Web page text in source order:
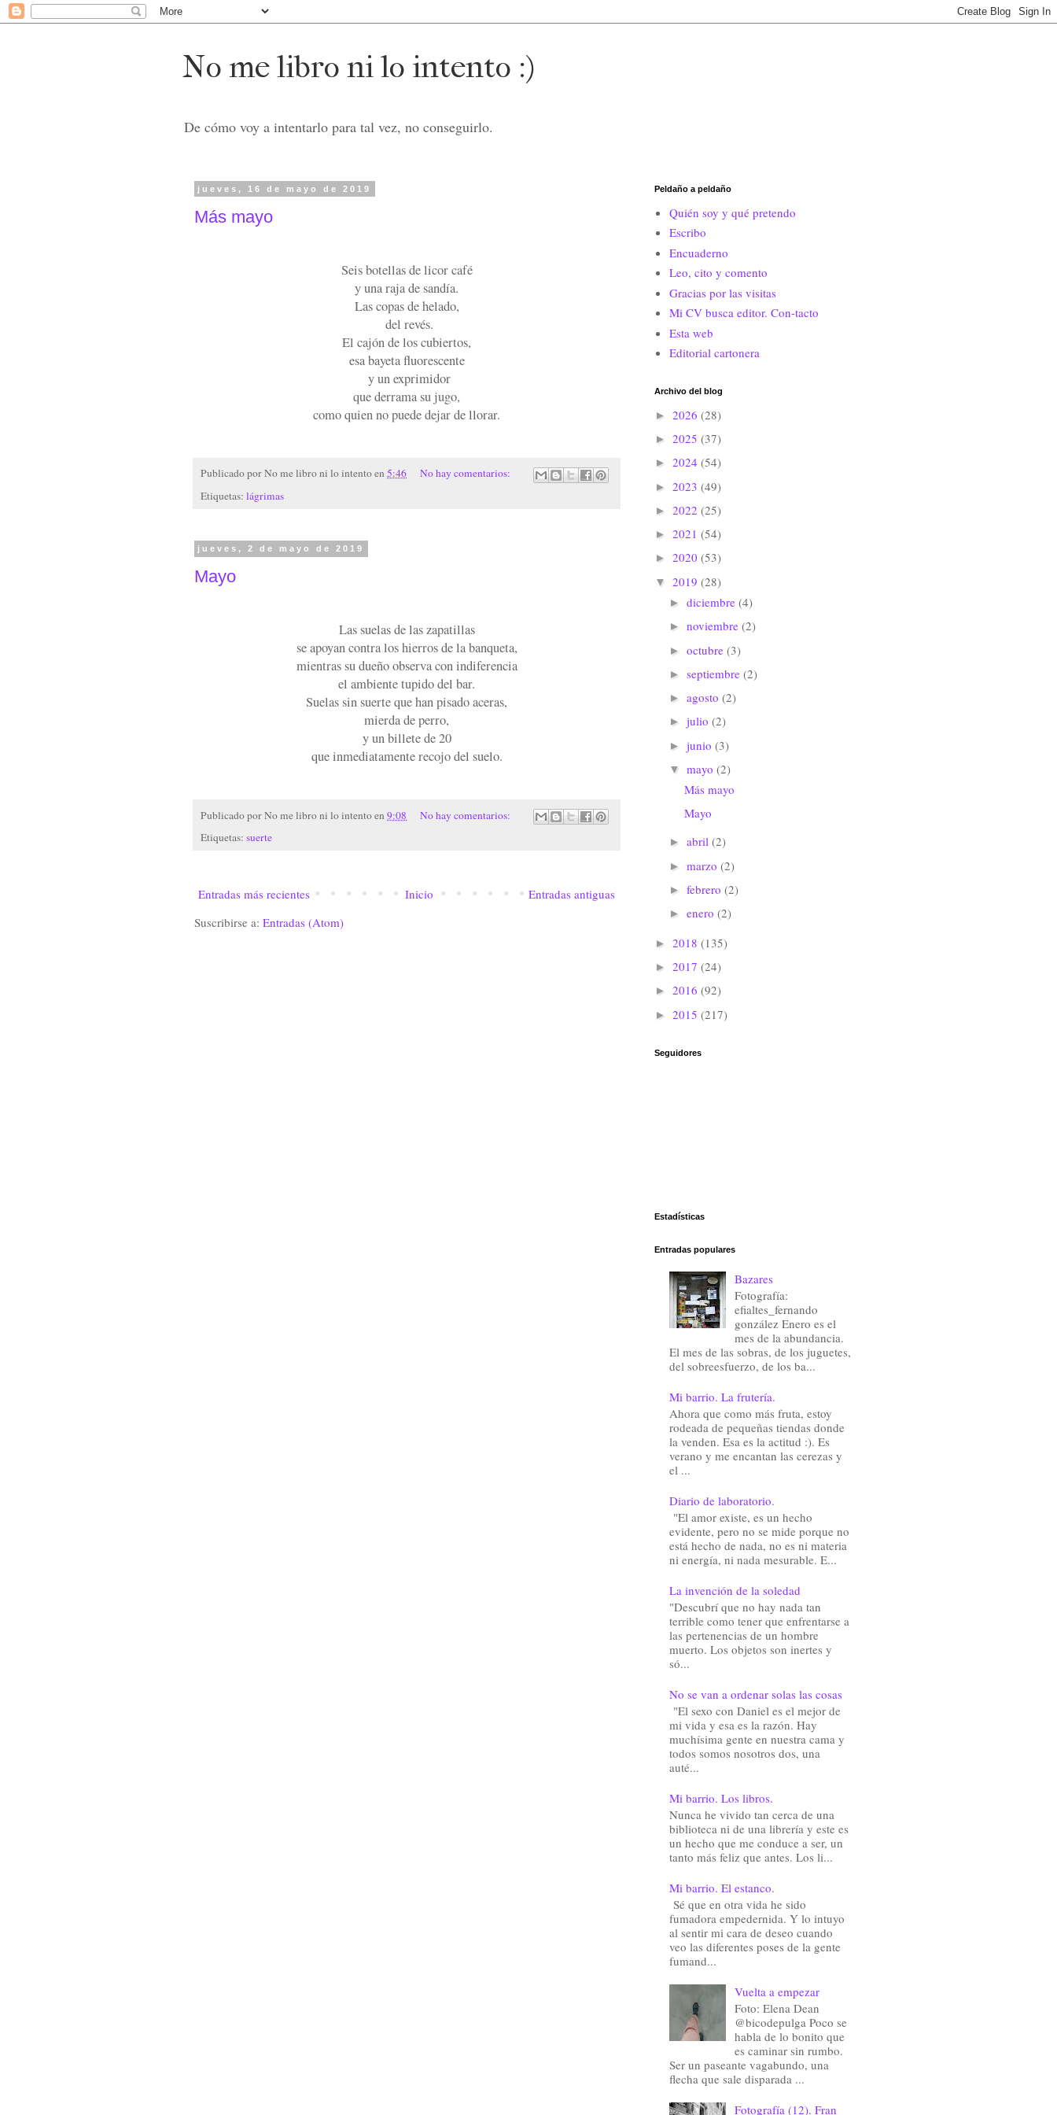
No me libro ni lo intento :)
De cómo voy a intentarlo para tal vez, no conseguirlo.
jueves, 16 de mayo de 2019
Más mayo
Seis botellas de licor café
y una raja de sandía.
Las copas de helado,
del revés.
El cajón de los cubiertos,
esa bayeta fluorescente
y un exprimidor
que derrama su jugo,
como quien no puede dejar de llorar.
Publicado porNo me libro ni lo intentoen 5:46
No hay comentarios:
Etiquetas: lágrimas
jueves, 2 de mayo de 2019
Mayo
Las suelas de las zapatillas
se apoyan contra los hierros de la banqueta,
mientras su dueño observa con indiferencia
el ambiente tupido del bar.
Suelas sin suerte que han pisado aceras,
mierda de perro,
y un billete de 20
que inmediatamente recojo del suelo.
Publicado porNo me libro ni lo intentoen 9:08
No hay comentarios:
Etiquetas: suerte
Entradas más recientes Entradas antiguas
Inicio
Suscribirse a: Entradas (Atom)
Peldaño a peldaño
Quién soy y qué pretendo
Escribo
Encuaderno
Leo, cito y comento
Gracias por las visitas
Mi CV busca editor. Con-tacto
Esta web
Editorial cartonera
Archivo del blog
► 2026 (28)
► 2025 (37)
► 2024 (54)
► 2023 (49)
► 2022 (25)
► 2021 (54)
► 2020 (53)
▼ 2019 (28)
► diciembre (4)
► noviembre (2)
► octubre (3)
► septiembre (2)
► agosto (2)
► julio (2)
► junio (3)
▼ mayo (2)
Más mayo
Mayo
► abril (2)
► marzo (2)
► febrero (2)
► enero (2)
► 2018 (135)
► 2017 (24)
► 2016 (92)
► 2015 (217)
Seguidores
Estadísticas
Entradas populares
Bazares
Fotografía:
efialtes_fernando
gonzález Enero es el
mes de la abundancia.
El mes de las sobras, de los juguetes,
del sobreesfuerzo, de los ba...
Mi barrio. La frutería.
Ahora que como más fruta, estoy
rodeada de pequeñas tiendas donde
la venden. Esa es la actitud :). Es
verano y me encantan las cerezas y
el ...
Diario de laboratorio.
"El amor existe, es un hecho
evidente, pero no se mide porque no
está hecho de nada, no es ni materia
ni energía, ni nada mesurable. E...
La invención de la soledad
"Descubrí que no hay nada tan
terrible como tener que enfrentarse a
las pertenencias de un hombre
muerto. Los objetos son inertes y
só...
No se van a ordenar solas las cosas
"El sexo con Daniel es el mejor de
mi vida y esa es la razón. Hay
muchísima gente en nuestra cama y
todos somos nosotros dos, una
auté...
Mi barrio. Los libros.
Nunca he vivido tan cerca de una
biblioteca ni de una librería y este es
un hecho que me conduce a ser, un
tanto más feliz que antes. Los li...
Mi barrio. El estanco.
Sé que en otra vida he sido
fumadora empedernida. Y lo intuyo
al sentir mi cara de deseo cuando
veo las diferentes poses de la gente
fumand...
Vuelta a empezar
Foto: Elena Dean
@bicodepulga Poco se
habla de lo bonito que
es caminar sin rumbo.
Ser un paseante vagabundo, una
flecha que sale disparada ...
Fotografía (12). Fran